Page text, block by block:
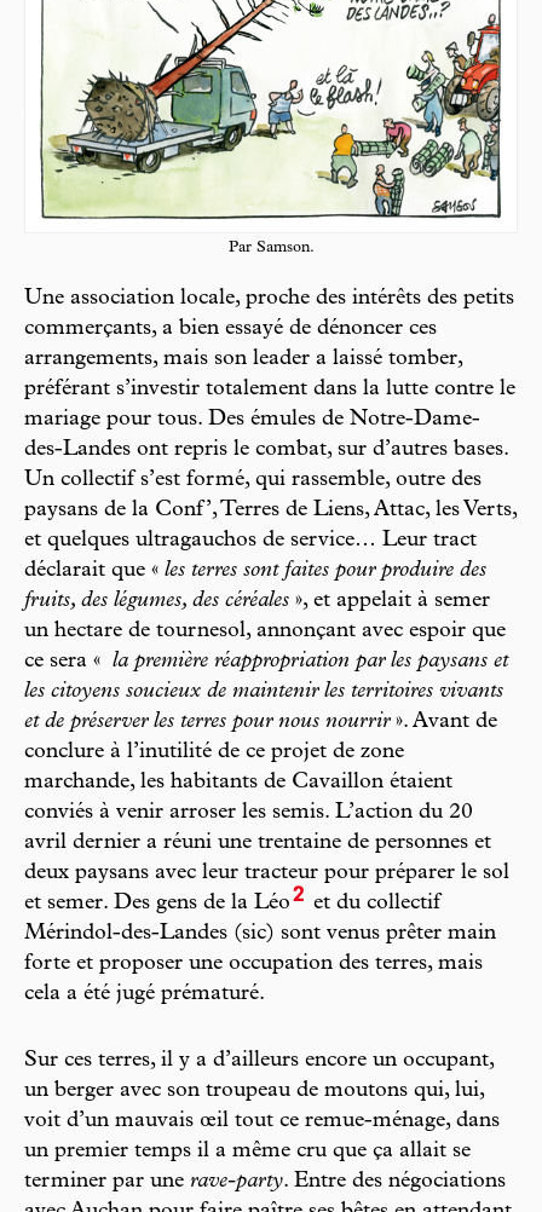
Par Samson.
Une association locale, proche des intérêts des petits
commerçants, a bien essayé de dénoncer ces
arrangements, mais son leader a laissé tomber,
préférant s’investir totalement dans la lutte contre le
mariage pour tous. Des émules de Notre-Dame-
des-Landes ont repris le combat, sur d’autres bases.
Un collectif s’est formé, qui rassemble, outre des
paysans de la Conf’, Terres de Liens, Attac, les Verts,
et quelques ultragauchos de service… Leur tract
déclarait que « les terres sont faites pour produire des
fruits, des légumes, des céréales », et appelait à semer
un hectare de tournesol, annonçant avec espoir que
ce sera « la première réappropriation par les paysans et
les citoyens soucieux de maintenir les territoires vivants
et de préserver les terres pour nous nourrir». Avant de
conclure à l’inutilité de ce projet de zone
marchande, les habitants de Cavaillon étaient
conviés à venir arroser les semis. L’action du 20
avril dernier a réuni une trentaine de personnes et
deux paysans avec leur tracteur pour préparer le sol
et semer. Des gens de la Léo2 et du collectif
Mérindol-des-Landes (sic) sont venus prêter main
forte et proposer une occupation des terres, mais
cela a été jugé prématuré.
Sur ces terres, il y a d’ailleurs encore un occupant,
un berger avec son troupeau de moutons qui, lui,
voit d’un mauvais œil tout ce remue-ménage, dans
un premier temps il a même cru que ça allait se
terminer par une rave-party. Entre des négociations